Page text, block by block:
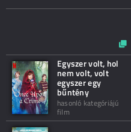
Egyszer volt, hol
nem volt, volt
egyszer egy
bűntény
hasonló kategóriájú
film